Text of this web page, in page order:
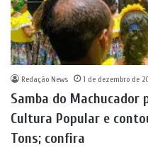
Redação News 1 de dezembro de
Samba do Machucador
Cultura Popular e
Tons; confira